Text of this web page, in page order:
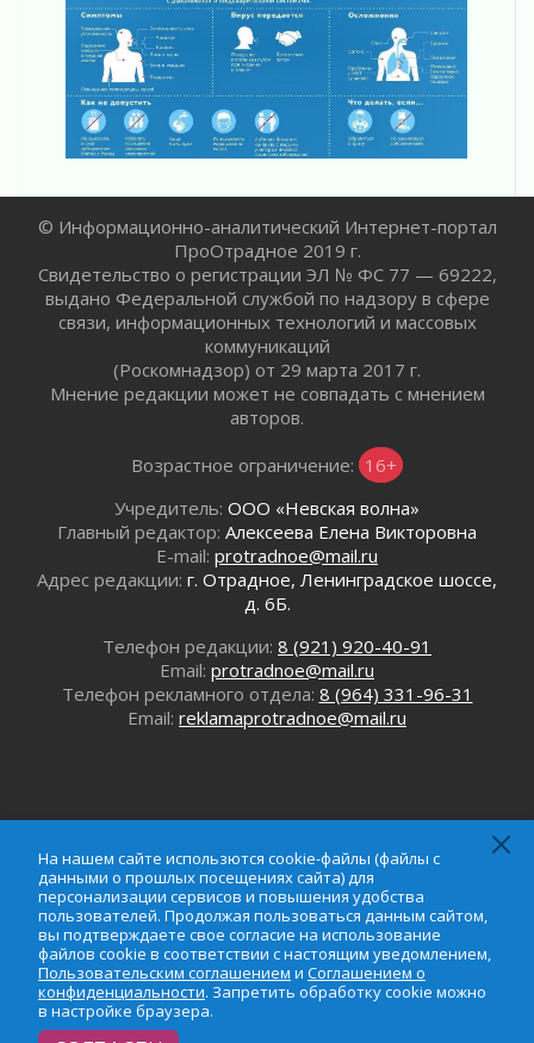
01 августа 2026
Пик топливного кризиса в регионе прошёл
31 июля 2026
О мужестве, долге и стойкости
31 июля 2026
31 июля 2026
Маршрутами будущего — к заветной цели
«Корвет» на страже
31 июля 2026
Правила для жизни
31 июля 2026
С рабочим визитом
В Шлиссельбурге прошла акция «Белый
кораблик Памяти»
31 июля 2026
Новые возможности для творчества
За сухими цифрами — реальная жизнь
От инженера-создателя к волонтёрам
«Созидателям»
31 июля 2026
Генеральная репетиция векового юбилея
30 июля 2026
Круглую ригу в Гатчине отреставрируют в
2027 году
30 июля 2026
Путешествие к западным рубежам
30 июля 2026
© Информационно-аналитический Интернет-портал
ПроОтрадное 2019 г.
Свидетельство о регистрации ЭЛ № ФС 77 — 69222,
выдано Федеральной службой по надзору в сфере
связи, информационных технологий и массовых
коммуникаций
(Роскомнадзор) от 29 марта 2017 г.
Мнение редакции может не совпадать с мнением
авторов.
Возрастное ограничение: 16+
Учредитель: ООО «Невская волна»
Главный редактор: Алексеева Елена Викторовна
E-mail: protradnoe@mail.ru
Адрес редакции: г. Отрадное, Ленинградское шоссе,
д. 6Б.
Телефон редакции: 8 (921) 920-40-91
Email: protradnoe@mail.ru
Телефон рекламного отдела: 8 (964) 331-96-31
Email: reklamaprotradnoe@mail.ru
На нашем сайте использются cookie-файлы (файлы с
данными о прошлых посещениях сайта) для
персонализации сервисов и повышения удобства
пользователей. Продолжая пользоваться данным
сайтом, вы подтверждаете свое согласие на
На нашем сайте использются cookie-файлы (файлы с
данными о прошлых посещениях сайта) для
персонализации сервисов и повышения удобства
пользователей. Продолжая пользоваться данным сайтом,
вы подтверждаете свое согласие на использование
файлов cookie в соответствии с настоящим уведомлением,
Пользовательским соглашением и Соглашением о
конфиденциальности. Запретить обработку cookie можно
в настройке браузера.